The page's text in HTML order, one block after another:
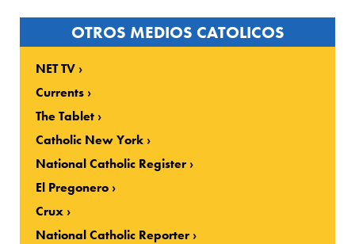
OTROS MEDIOS CATOLICOS
NET TV
Currents
The Tablet
Catholic New York
National Catholic Register
El Pregonero
Crux
National Catholic Reporter